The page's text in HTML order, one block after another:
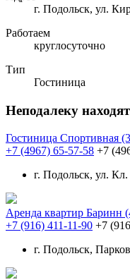
г. Подольск, ул.
Работаем
круглосуточно
Тип
Гостиница
Неподалеку
Гостиница Спортивная
+7 (4967) 65-57-58 +7
г. Подольск, ул. Кл.
Аренда квартир Баринн
+7 (916) 411-11-90 +7
г. Подольск,